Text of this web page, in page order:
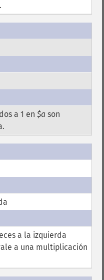
a 1 en $a son
a la izquierda
a una multiplicación